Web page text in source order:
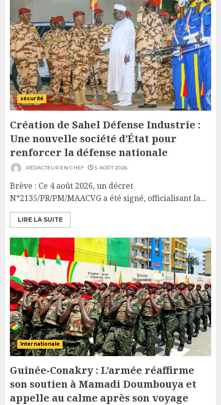
sécurité
Création de Sahel Défense Industrie :
Une nouvelle société d’État pour
renforcer la défense nationale
RÉDACTEUR EN CHEF 5 AOÛT 2026
Brève : Ce 4 août 2026, un décret
N°2135/PR/PM/MAACVG a été signé, officialisant la...
LIRE LA SUITE
Internationale
Guinée-Conakry : L’armée réaffirme
son soutien à Mamadi Doumbouya et
appelle au calme après son voyage